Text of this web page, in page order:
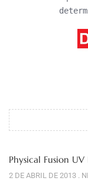
Physical Fusion UV
2 DE ABRIL DE 2013